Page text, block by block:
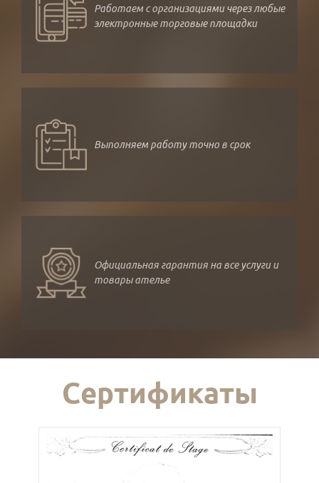
Работаем с организациями через любые
электронные торговые площадки
Выполняем работу точно в срок
Официальная гарантия на все услуги и
товары ателье
Сертификаты